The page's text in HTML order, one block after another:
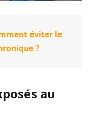
éviter le
?
au